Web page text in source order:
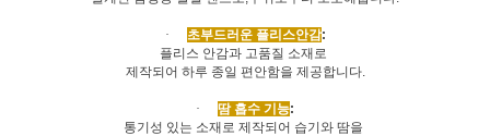
· 초부드러운 플리스안감:
플리스 안감과 고품질 소재로
제작되어 하루 종일 편안함을 제공합니다.
· 땀 흡수 기능:
통기성 있는 소재로 제작되어 습기와 땀을